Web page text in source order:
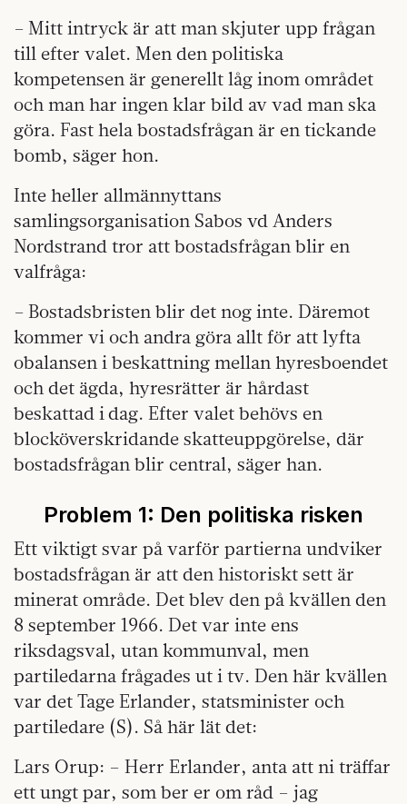
– Mitt intryck är att man skjuter upp frågan
till efter valet. Men den politiska
kompetensen är generellt låg inom området
och man har ingen klar bild av vad man ska
göra. Fast hela bostadsfrågan är en tickande
bomb, säger hon.
Inte heller allmännyttans
samlingsorganisation Sabos vd Anders
Nordstrand tror att bostadsfrågan blir en
valfråga:
– Bostadsbristen blir det nog inte. Däremot
kommer vi och andra göra allt för att lyfta
obalansen i beskattning mellan hyresboendet
och det ägda, hyresrätter är hårdast
beskattad i dag. Efter valet behövs en
blocköverskridande skatteuppgörelse, där
bostadsfrågan blir central, säger han.
Problem 1: Den politiska risken
Ett viktigt svar på varför partierna undviker
bostadsfrågan är att den historiskt sett är
minerat område. Det blev den på kvällen den
8 september 1966. Det var inte ens
riksdagsval, utan kommunval, men
partiledarna frågades ut i tv. Den här kvällen
var det Tage Erlander, statsminister och
partiledare (S). Så här lät det:
Lars Orup: – Herr Erlander, anta att ni träffar
ett ungt par, som ber er om råd – jag